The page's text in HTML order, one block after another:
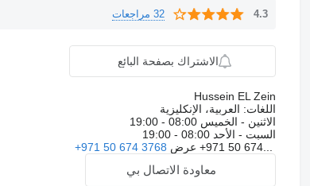
4.3 32 مراجعات
الاشتراك بصفحة البائع
Hussein EL Zein
اللغات: العربية، الإنكليزية
الاثنين - الخميس 08:00 - 19:00
السبت - الأحد 08:00 - 19:00
+971 50 674... عرض +971 50 674 3768
معاودة الاتصال بي